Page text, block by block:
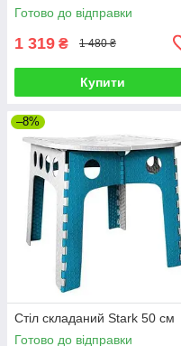
Готово до відправки
1 319 ₴ 1 480 ₴
Купити
–8%
Стіл складаний Stark 50 см
Готово до відправки